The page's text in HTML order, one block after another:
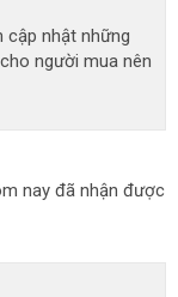
cập nhật những
người mua nên
nay đã nhận được